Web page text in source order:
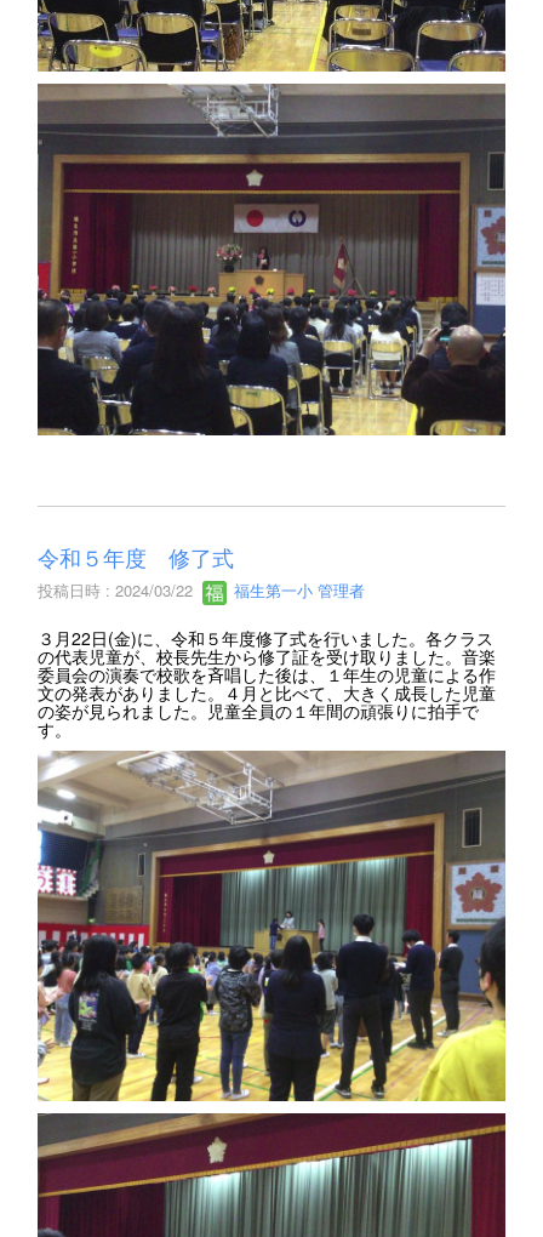
令和５年度 修了式
投稿日時 : 2024/03/22 福生第一小 管理者
３月22日(金)に、令和５年度修了式を行いました。各クラス
の代表児童が、校長先生から修了証を受け取りました。音楽
委員会の演奏で校歌を斉唱した後は、１年生の児童による作
文の発表がありました。４月と比べて、大きく成長した児童
の姿が見られました。児童全員の１年間の頑張りに拍手で
す。